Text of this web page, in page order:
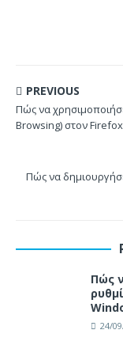
PREVIOUS
Πώς να
Browsing) στον Firefox
Πώς να
Πώς
24/